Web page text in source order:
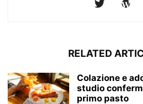
RELATED
Colazione e
studio
primo pasto